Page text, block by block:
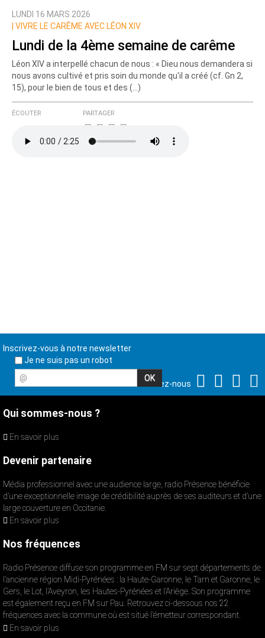
LUNDI 16 MARS 2026
VIVRE LE CARÊME AVEC LÉON XIV
Lundi de la 4ème semaine de carême
Léon XIV a interpellé chacun de nous : « Dieu nous demandera si
nous avons cultivé et pris soin du monde qu'il a créé (cf. Gn 2,
15), pour le bien de tous et des (…)
ÉCOUTER PARTAGER
Inscrivez-vous à notre newsletter
Je ne suis pas un robot
@
Suivez-nous
Qui sommes-nous ?
En savoir plus
Devenir partenaire
Média professionnel avec une audience large, radio Présence bénéficie
d’une exceptionnelle image de crédibilité auprès de ses auditeurs et d’une
large couverture en Occitanie.
En savoir plus
Nos fréquences
Radio Présence diffuse son programme en FM sur sept départements de
l’ancienne région Midi-Pyrénées : la Haute-Garonne, le Tarn et Garonne, le
Gers, le Lot, l’Aveyron, les Hautes-Pyrénées et l’Ariège. Son programme
est également reçu en FM sur Pau. Retrouvez ci-dessous nos 22
fréquences avec la commune où est situé l’émetteur correspondant.
En savoir plus